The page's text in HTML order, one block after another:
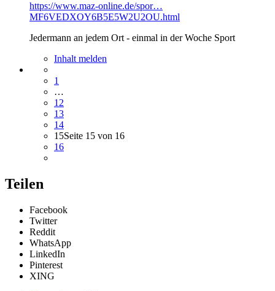
https://www.maz-online.de/spor…
MF6VEDXOY6B5E5W2U2OU.html
Jedermann an jedem Ort - einmal in der Woche Sport
Inhalt melden
1
…
12
13
14
15Seite 15 von 16
16
Teilen
Facebook
Twitter
Reddit
WhatsApp
LinkedIn
Pinterest
XING